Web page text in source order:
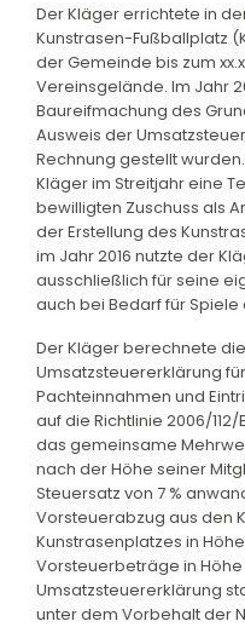
Der Kläger errichtete in
Kunstrasen-Fußballplatz
der Gemeinde bis zum
Vereinsgelände. Im Jahr
Baureifmachung des
Ausweis der
Rechnung gestellt
Kläger im Streitjahr eine
bewilligten Zuschuss als
der Erstellung des
im Jahr 2016 nutzte der
ausschließlich für seine
auch bei Bedarf für
Der Kläger berechnete
Umsatzsteuererklärung
Pachteinnahmen und
auf die Richtlinie 2006/112/
das gemeinsame
nach der Höhe seiner
Steuersatz von 7 %
Vorsteuerabzug aus den
Kunstrasenplatzes in
Vorsteuerbeträge in Höhe
Umsatzsteuererklärung
unter dem Vorbehalt der